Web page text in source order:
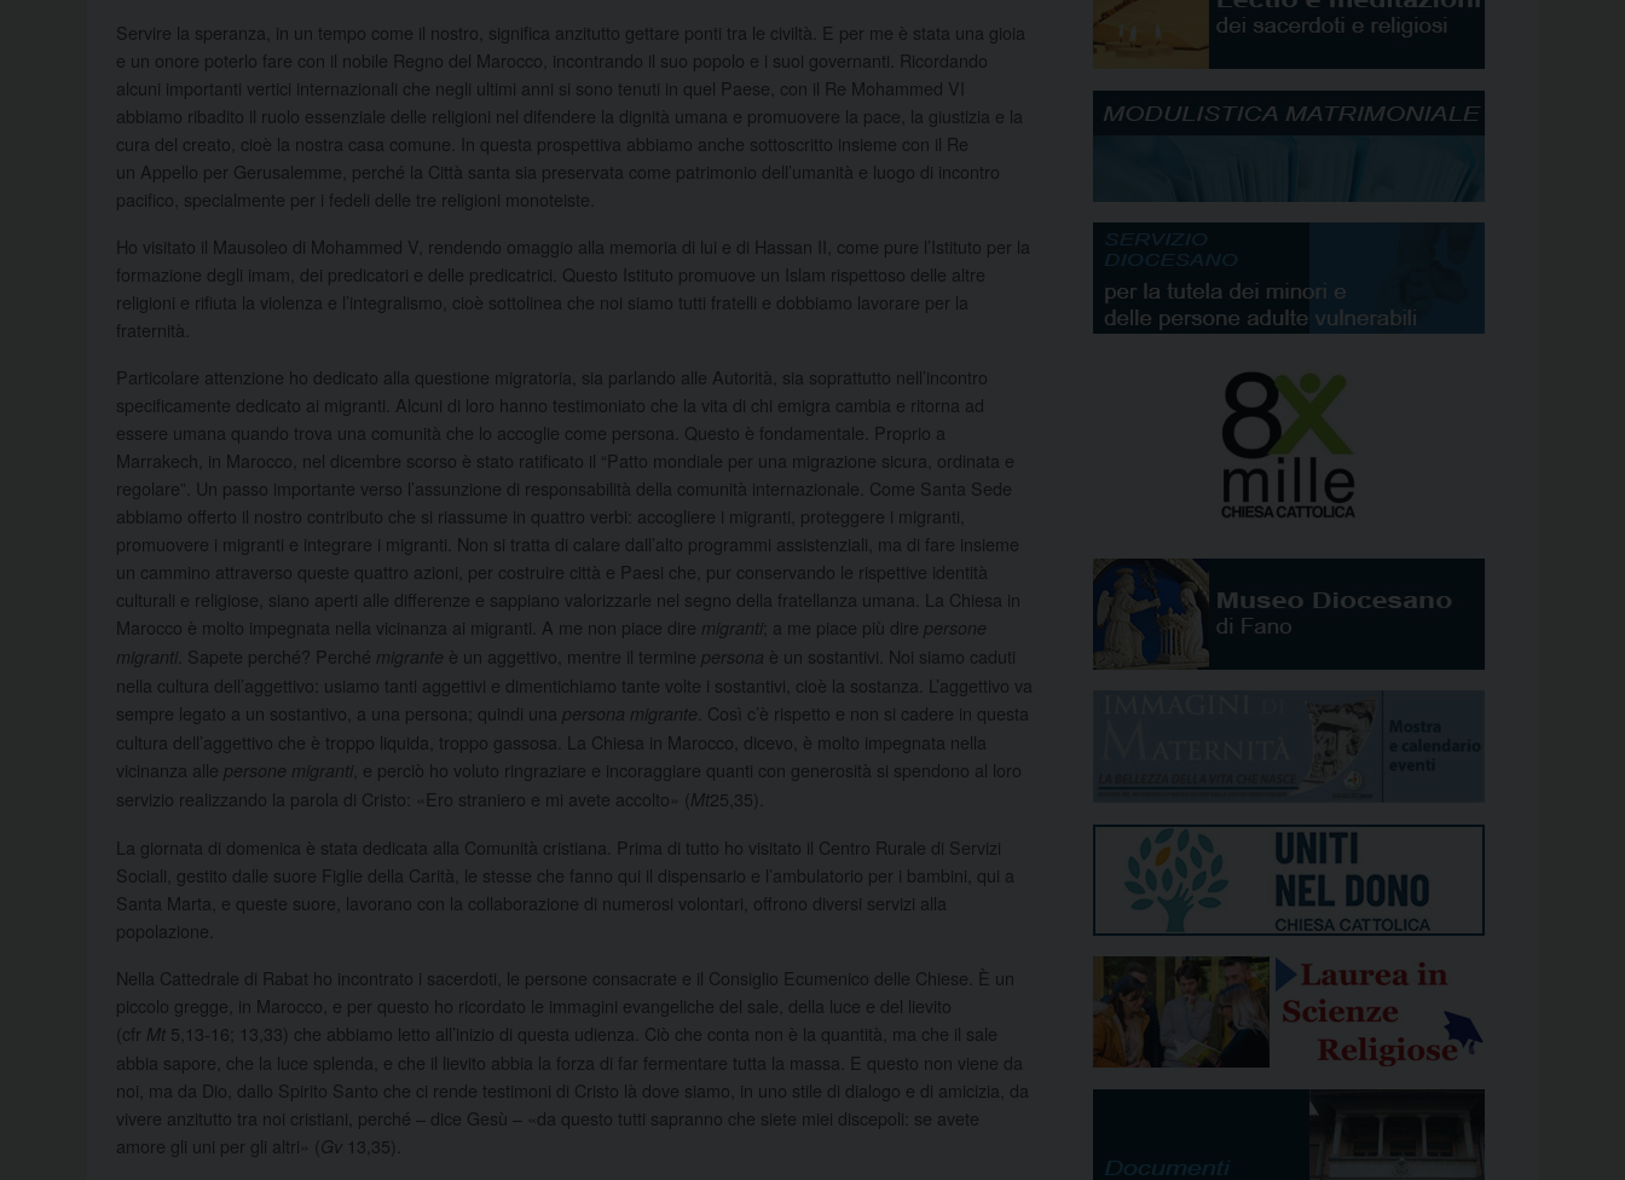
Servire la speranza, in un tempo come il nostro, significa anzitutto gettare ponti tra le civiltà. E per me è stata una gioia
e un onore poterlo fare con il nobile Regno del Marocco, incontrando il suo popolo e i suoi governanti. Ricordando
alcuni importanti vertici internazionali che negli ultimi anni si sono tenuti in quel Paese, con il Re Mohammed VI
abbiamo ribadito il ruolo essenziale delle religioni nel difendere la dignità umana e promuovere la pace, la giustizia e la
cura del creato, cioè la nostra casa comune. In questa prospettiva abbiamo anche sottoscritto insieme con il Re
un Appello per Gerusalemme, perché la Città santa sia preservata come patrimonio dell’umanità e luogo di incontro
pacifico, specialmente per i fedeli delle tre religioni monoteiste.
Ho visitato il Mausoleo di Mohammed V, rendendo omaggio alla memoria di lui e di Hassan II, come pure l’Istituto per la
formazione degli imam, dei predicatori e delle predicatrici. Questo Istituto promuove un Islam rispettoso delle altre
religioni e rifiuta la violenza e l’integralismo, cioè sottolinea che noi siamo tutti fratelli e dobbiamo lavorare per la
fraternità.
Particolare attenzione ho dedicato alla questione migratoria, sia parlando alle Autorità, sia soprattutto nell’incontro
specificamente dedicato ai migranti. Alcuni di loro hanno testimoniato che la vita di chi emigra cambia e ritorna ad
essere umana quando trova una comunità che lo accoglie come persona. Questo è fondamentale. Proprio a
Marrakech, in Marocco, nel dicembre scorso è stato ratificato il “Patto mondiale per una migrazione sicura, ordinata e
regolare”. Un passo importante verso l’assunzione di responsabilità della comunità internazionale. Come Santa Sede
abbiamo offerto il nostro contributo che si riassume in quattro verbi: accogliere i migranti, proteggere i migranti,
promuovere i migranti e integrare i migranti. Non si tratta di calare dall’alto programmi assistenziali, ma di fare insieme
un cammino attraverso queste quattro azioni, per costruire città e Paesi che, pur conservando le rispettive identità
culturali e religiose, siano aperti alle differenze e sappiano valorizzarle nel segno della fratellanza umana. La Chiesa in
Marocco è molto impegnata nella vicinanza ai migranti. A me non piace dire migranti ; a me piace più dire persone
migranti . Sapete perché? Perché migrante è un aggettivo, mentre il termine persona è un sostantivi. Noi siamo caduti
nella cultura dell’aggettivo: usiamo tanti aggettivi e dimentichiamo tante volte i sostantivi, cioè la sostanza. L’aggettivo va
sempre legato a un sostantivo, a una persona; quindi una persona migrante . Così c’è rispetto e non si cadere in questa
cultura dell’aggettivo che è troppo liquida, troppo gassosa. La Chiesa in Marocco, dicevo, è molto impegnata nella
vicinanza alle persone migranti , e perciò ho voluto ringraziare e incoraggiare quanti con generosità si spendono al loro
servizio realizzando la parola di Cristo: «Ero straniero e mi avete accolto» (Mt25,35).
La giornata di domenica è stata dedicata alla Comunità cristiana. Prima di tutto ho visitato il Centro Rurale di Servizi
Sociali, gestito dalle suore Figlie della Carità, le stesse che fanno qui il dispensario e l’ambulatorio per i bambini, qui a
Santa Marta, e queste suore, lavorano con la collaborazione di numerosi volontari, offrono diversi servizi alla
popolazione.
Nella Cattedrale di Rabat ho incontrato i sacerdoti, le persone consacrate e il Consiglio Ecumenico delle Chiese. È un
piccolo gregge, in Marocco, e per questo ho ricordato le immagini evangeliche del sale, della luce e del lievito
(cfr Mt 5,13-16; 13,33) che abbiamo letto all’inizio di questa udienza. Ciò che conta non è la quantità, ma che il sale
abbia sapore, che la luce splenda, e che il lievito abbia la forza di far fermentare tutta la massa. E questo non viene da
noi, ma da Dio, dallo Spirito Santo che ci rende testimoni di Cristo là dove siamo, in uno stile di dialogo e di amicizia, da
vivere anzitutto tra noi cristiani, perché – dice Gesù – «da questo tutti sapranno che siete miei discepoli: se avete
amore gli uni per gli altri» (Gv 13,35).